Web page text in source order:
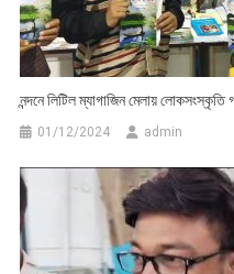
নন্দনে লিটিল ম্যাগাজিন মেলায়
01/12/2024 admin